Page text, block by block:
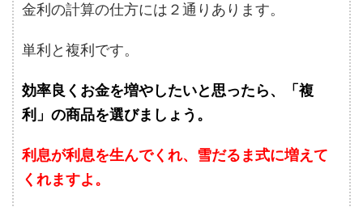
金利の計算の仕方には２通りあります。
単利と複利です。
効率良くお金を増やしたいと思ったら、「複
利」の商品を選びましょう。
利息が利息を生んでくれ、雪だるま式に増えて
くれますよ。